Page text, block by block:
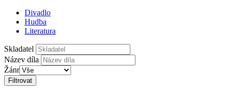
Divadlo
Hudba
Literatura
Skladatel
Název díla
Žánr
Filtrovat